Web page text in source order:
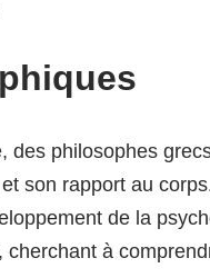
des philosophes
son rapport au
de la
à